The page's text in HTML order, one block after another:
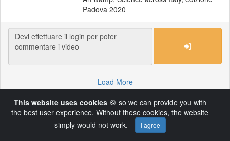
Padova 2020
Load More
Powered by AVideo ® Platform v14.4
This website uses cookies🍪 so we can provide you with
the best user experience. Without these cookies, the website
simply would not work.
I agree